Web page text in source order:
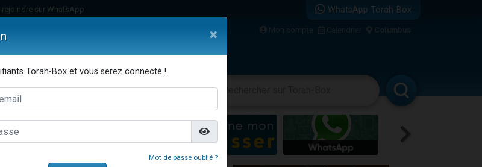
sur WhatsApp
sur WhatsApp
une bénédiction
rejoindre sur WhatsApp
un don pour Sauvez la jambe de Yohan
en groupe sur Zoom
WhatsApp Torah-Box
Mon compte Calendrier Columbus
Etude sur Texte Musique Paracha Divertissements
×
Torah-Box et vous serez connecté !
Mot de passe oublié ?